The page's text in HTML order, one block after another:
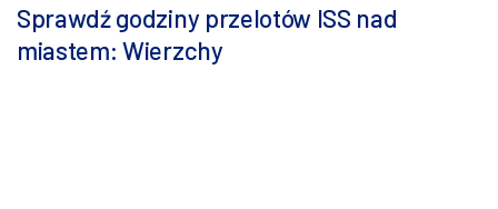
Sprawdź godziny przelotów ISS nad
miastem: Wierzchy